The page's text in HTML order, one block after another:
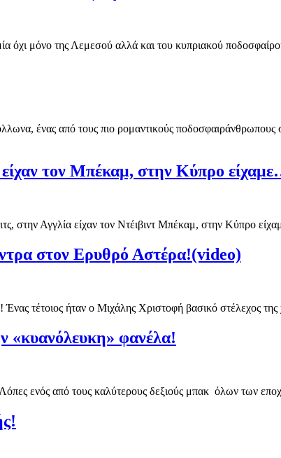
όχι μόνο της Λεμεσού αλλά και του κυπριακού
ένας από τους πιο ρομαντικούς
είχαν τον Μπέκαμ, στην Κύπρο
στην Αγγλία είχαν τον Ντέιβιντ Μπέκαμ, στην Κύπρο
στον Ερυθρό Αστέρα!(video)
τέτοιος ήταν ο Μιχάλης Χριστοφή βασικό στέλεχος
«κυανόλευκη» φανέλα!
ενός από τους καλύτερους δεξιούς μπακ όλων των